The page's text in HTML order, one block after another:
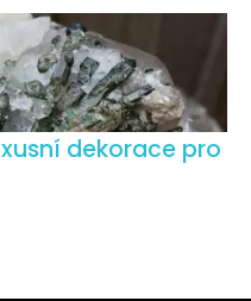
dekorace pro